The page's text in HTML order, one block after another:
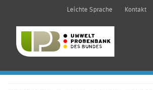
Leichte Sprache Kontakt